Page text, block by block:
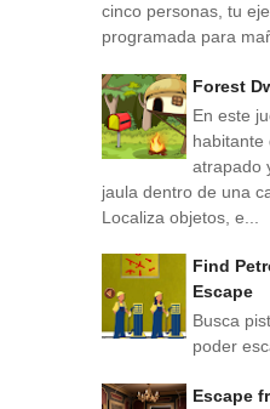
cinco personas, tu
programada para
Forest
En este
habitante
atrapado
jaula dentro de una
Localiza objetos, e...
Find
Escape
Busca
poder
Escape